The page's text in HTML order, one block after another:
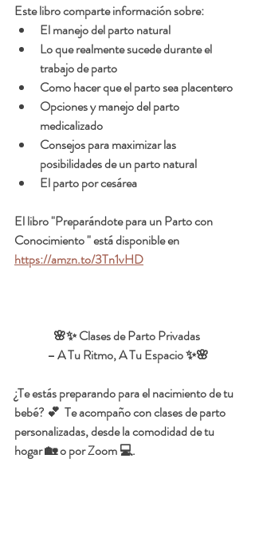
Este libro comparte información sobre:
El manejo del parto natural
Lo que realmente sucede durante el
trabajo de parto
Como hacer que el parto sea placentero
Opciones y manejo del parto
medicalizado
Consejos para maximizar las
posibilidades de un parto natural
El parto por cesárea
El libro "Preparándote para un Parto con
Conocimiento " está disponible en
https://amzn.to/3Tn1vHD
🌸✨ Clases de Parto Privadas
– A Tu Ritmo, A Tu Espacio ✨🌸
¿Te estás preparando para el nacimiento de tu
bebé? 💕  Te acompaño con clases de parto
personalizadas, desde la comodidad de tu
hogar 🏡 o por Zoom 💻.